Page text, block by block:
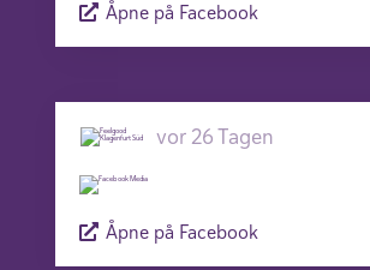
Åpne på Facebook
vor 26 Tagen
Åpne på Facebook